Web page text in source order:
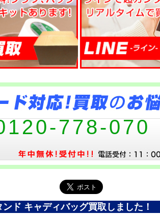
778-070
ド キャディバッグ買取しました！